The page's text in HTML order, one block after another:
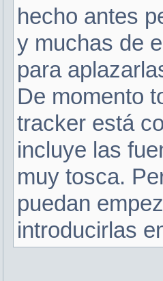
hecho antes
y muchas de
para
De momento
tracker está
incluye las
muy tosca.
puedan
introducirlas